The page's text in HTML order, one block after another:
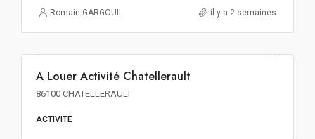
Romain GARGOUIL il y a 2 semaines
83€ m²/an HT HC
A Louer Activité Chatellerault
86100 CHATELLERAULT
ACTIVITÉ